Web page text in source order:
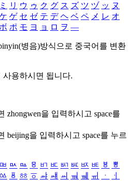
ミ リ ウ ゥ ク グ ス ズ ツ ヅ ッ ヌ
ゲ セ ゼ テ デ ヘ ベ ペ メ レ オ
ポ モ ヨ ョ ロ ヲ ―
병음)방식으로 중국어를 변환
사용하시면 됩니다.
zhongwen을 입력하시고 space를
beijing을 입력하시고 space를 누르
ㅮ ㅯ ㅰ ㅱ ㅲ ㅳ ㅴ ㅵ ㅶ ㅷ ㅸ
ㅹ
ㆃ ㆄ ㆅ ㆆ ㆇ ㆈ ㆉ ㆊ ㆋ ㆌ ㆍ
ㆎ